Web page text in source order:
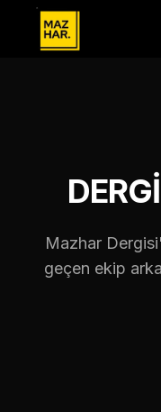
Mazhar
geçen ekip